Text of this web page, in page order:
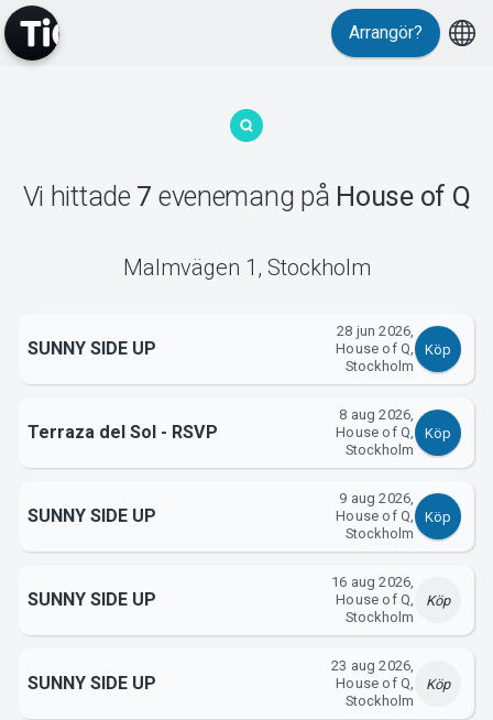
Om Tickster
Arrangör?
Vi hittade 7 evenemang på House of Q
Malmvägen 1 , Stockholm
SUNNY SIDE UP
28 jun 2026,
House of Q,
Stockholm
Köp
Terraza del Sol - RSVP
8 aug 2026,
House of Q,
Stockholm
Köp
SUNNY SIDE UP
9 aug 2026,
House of Q,
Stockholm
Köp
SUNNY SIDE UP
16 aug 2026,
House of Q,
Stockholm
Köp
SUNNY SIDE UP
23 aug 2026,
House of Q,
Stockholm
Köp